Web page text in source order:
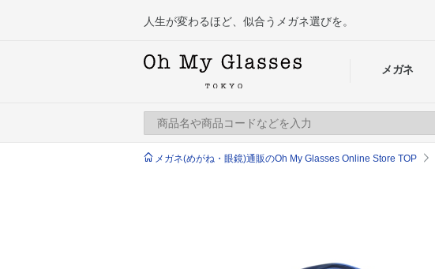
メガネ
人生が変わるほど、似合うメガネ選びを。
メガネ(めがね・眼鏡)通販のOh My Glasses Online Store TOP